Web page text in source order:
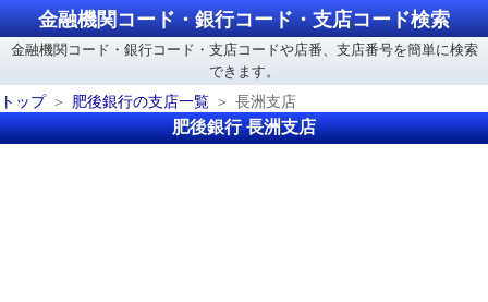
金融機関コード・銀行コード・支店コード検索
金融機関コード・銀行コード・支店コードや店番、支店番号を簡単に検索
できます。
トップ
肥後銀行の支店一覧 長洲支店
肥後銀行 長洲支店